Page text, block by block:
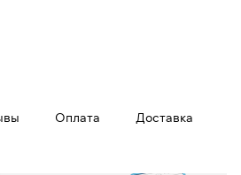
Оплата Доставка